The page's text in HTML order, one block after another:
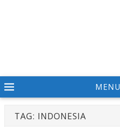
MENU
TAG: INDONESIA